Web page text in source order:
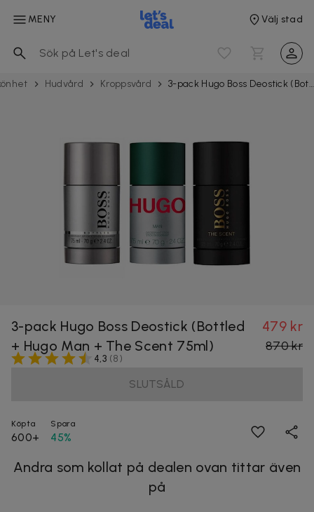
MENY Välj stad
Hudvård Kroppsvård 3-pack Hugo Boss Deostick (Bottled + Hugo Man + The Scent 75ml)
3-pack Hugo Boss Deostick (Bottled
+ Hugo Man + The Scent 75ml)
479 kr
870 kr
4,3 (8)
SLUTSÅLD
Köpta
600+
Spara
45%
Andra som kollat på dealen ovan tittar även
på